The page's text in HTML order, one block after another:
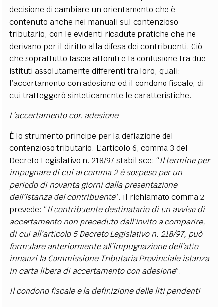
decisione di cambiare un orientamento che è
contenuto anche nei manuali sul contenzioso
tributario, con le evidenti ricadute pratiche che ne
derivano per il diritto alla difesa dei contribuenti. Ciò
che soprattutto lascia attoniti è la confusione tra due
istituti assolutamente differenti tra loro, quali:
l’accertamento con adesione ed il condono fiscale, di
cui tratteggerò sinteticamente le caratteristiche.
L’accertamento con adesione
È lo strumento principe per la deflazione del
contenzioso tributario. L’articolo 6, comma 3 del
Decreto Legislativo n. 218/97 stabilisce: “Il termine per
impugnare di cui al comma 2 è sospeso per un
periodo di novanta giorni dalla presentazione
dell’istanza del contribuente”. Il richiamato comma 2
prevede: “Il contribuente destinatario di un avviso di
accertamento non preceduto dall’invito a comparire,
di cui all’articolo 5 Decreto Legislativo n. 218/97, può
formulare anteriormente all’impugnazione dell’atto
innanzi la Commissione Tributaria Provinciale istanza
in carta libera di accertamento con adesione”.
Il condono fiscale e la definizione delle liti pendenti